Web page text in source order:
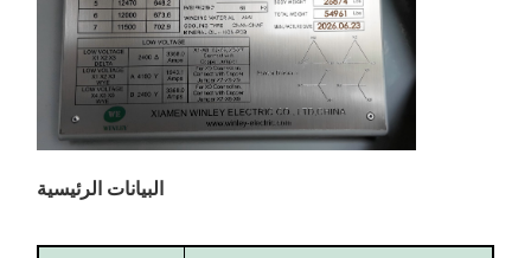
البيانات الرئيسية